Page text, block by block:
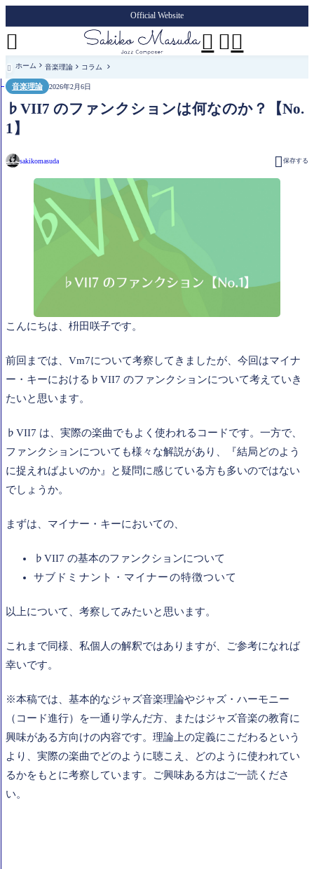
Official Website
 

 ホーム 音楽理論 コラム
音楽理論 2026年2月6日
♭VII7 のファンクションは何なのか？【No.
1】
sakikomasuda  保存する
こんにちは、枡田咲子です。
前回までは、Vm7について考察してきましたが、今回はマイナ
ー・キーにおける♭VII7 のファンクションについて考えていき
たいと思います。
♭VII7 は、実際の楽曲でもよく使われるコードです。一方で、
ファンクションについても様々な解説があり、『結局どのよう
に捉えればよいのか』と疑問に感じている方も多いのではない
でしょうか。
まずは、マイナー・キーにおいての、
♭VII7 の基本のファンクションについて
サブドミナント・マイナーの特徴ついて
以上について、考察してみたいと思います。
これまで同様、私個人の解釈ではありますが、ご参考になれば
幸いです。
※本稿では、基本的なジャズ音楽理論やジャズ・ハーモニー
（コード進行）を一通り学んだ方、またはジャズ音楽の教育に
興味がある方向けの内容です。理論上の定義にこだわるという
より、実際の楽曲でどのように聴こえ、どのように使われてい
るかをもとに考察しています。ご興味ある方はご一読くださ
い。